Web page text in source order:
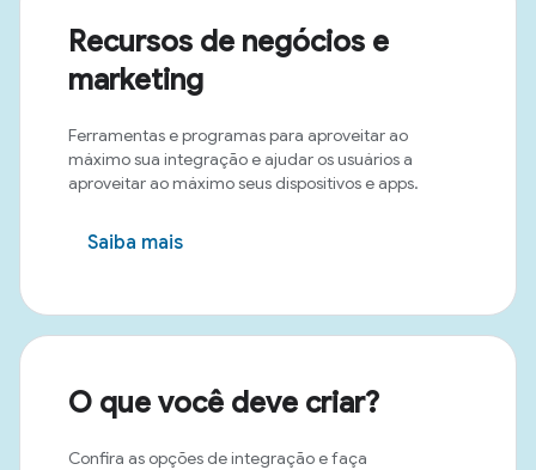
Recursos de negócios e
marketing
Ferramentas e programas para aproveitar ao
máximo sua integração e ajudar os usuários a
aproveitar ao máximo seus dispositivos e apps.
Saiba mais
O que você deve criar?
Confira as opções de integração e faça